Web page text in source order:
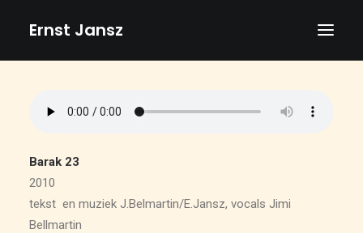
Ernst Jansz
NIEUWS
ALBUMS
BOEKEN
Barak 23
2010
tekst en muziek J.Belmartin/E.Jansz, vocals Jimi
Bellmartin